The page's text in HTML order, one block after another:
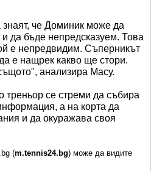
че Доминик може да
да бъде непредсказуем. Това
е непредвидим. Съперникът
е нащрек какво ще стори.
анализира Масу.
треньор се стреми да събира
а на корта да
и да окуражава своя
(m.tennis24.bg) може да видите